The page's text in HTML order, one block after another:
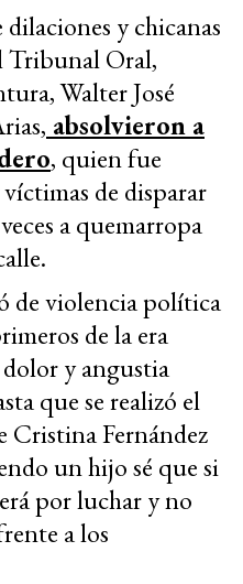
y chicanas
Tribunal Oral,
Walter José
absolvieron a
, quien fue
de disparar
a quemarropa
de violencia política
de la era
y angustia
que se realizó el
Cristina Fernández
un hijo sé que si
por luchar y no
a los